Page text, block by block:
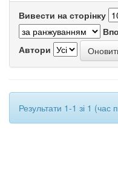
Вивести на сторінку
Автори
Результати 1-1 зі 1